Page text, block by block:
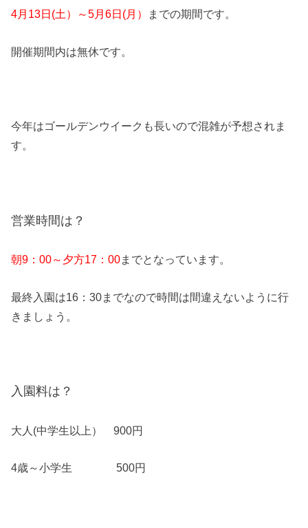
4月13日(土）～5月6日(月） までの期間です。
開催期間内は無休です。
今年はゴールデンウイークも長いので混雑が予想されま
す。
営業時間は？
朝9：00～夕方17：00までとなっています。
最終入園は16：30までなので時間は間違えないように行
きましょう。
入園料は？
大人(中学生以上） 900円
4歳～小学生 500円